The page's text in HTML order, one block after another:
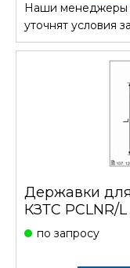
Наши менеджеры
уточнят условия
Державки
КЗТС PCLNR/L
по запросу